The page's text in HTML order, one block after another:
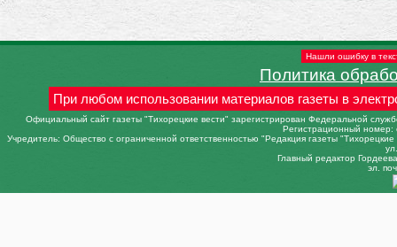
Нашли ошибку в
Политика
При любом использовании материалов газеты в
Официальный сайт газеты "Тихорецкие вести" зарегистрирован Федеральной
Регистрационный
Учредитель: Общество с ограниченной ответственностью "Редакция газеты
Главный редактор
эл.